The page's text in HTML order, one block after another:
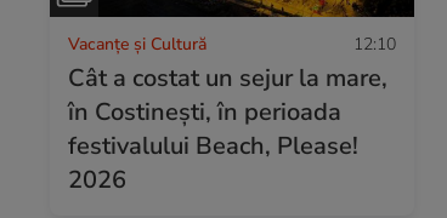
Vacanțe și Cultură 12:10
Cât a costat un sejur la mare,
în Costinești, în perioada
festivalului Beach, Please!
2026